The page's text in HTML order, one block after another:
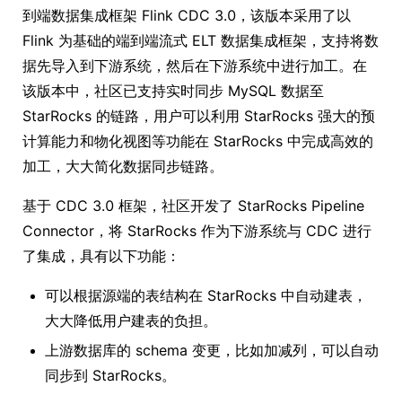
到端数据集成框架 Flink CDC 3.0，该版本采用了以
Flink 为基础的端到端流式 ELT 数据集成框架，支持将数
据先导入到下游系统，然后在下游系统中进行加工。在
该版本中，社区已支持实时同步 MySQL 数据至
StarRocks 的链路，用户可以利用 StarRocks 强大的预
计算能力和物化视图等功能在 StarRocks 中完成高效的
加工，大大简化数据同步链路。
基于 CDC 3.0 框架，社区开发了 StarRocks Pipeline
Connector，将 StarRocks 作为下游系统与 CDC 进行
了集成，具有以下功能：
可以根据源端的表结构在 StarRocks 中自动建表，
大大降低用户建表的负担。
上游数据库的 schema 变更，比如加减列，可以自动
同步到 StarRocks。